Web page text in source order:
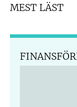
MEST LÄST